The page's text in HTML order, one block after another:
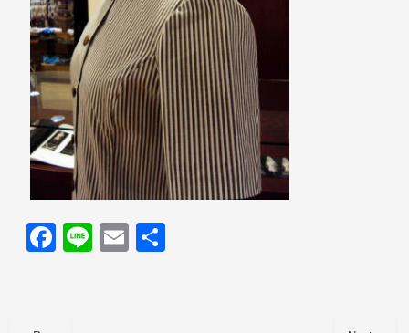
F
a
Li
n
E
m